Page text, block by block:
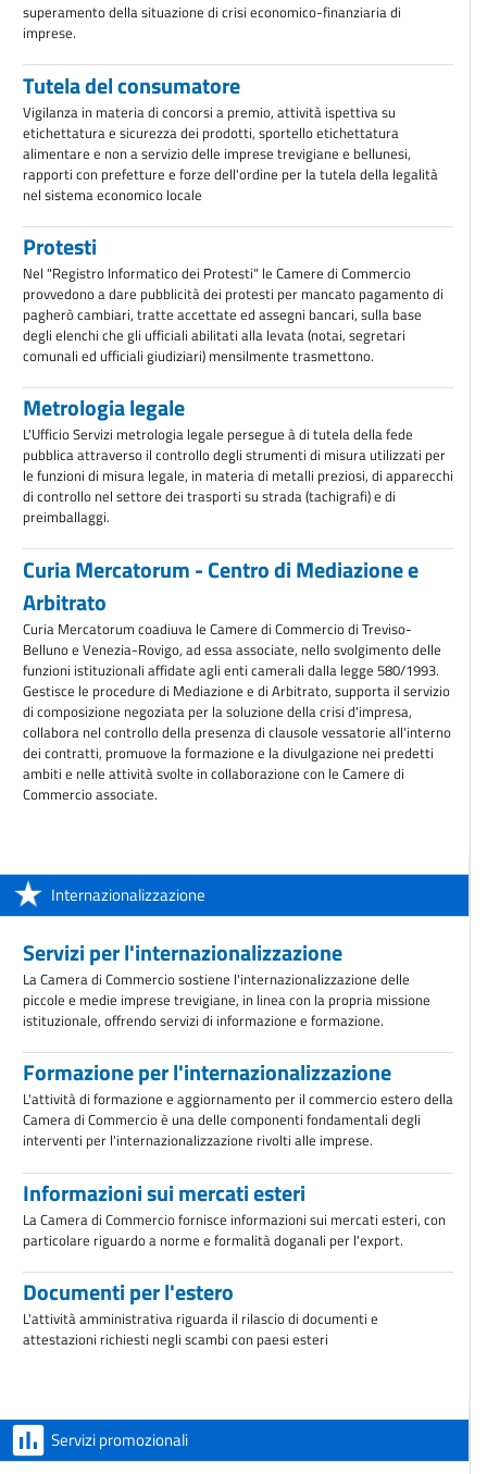
superamento della situazione di crisi economico-finanziaria di
imprese.
Tutela del consumatore
Vigilanza in materia di concorsi a premio, attività ispettiva su
etichettatura e sicurezza dei prodotti, sportello etichettatura
alimentare e non a servizio delle imprese trevigiane e bellunesi,
rapporti con prefetture e forze dell'ordine per la tutela della legalità
nel sistema economico locale
Protesti
Nel "Registro Informatico dei Protesti" le Camere di Commercio
provvedono a dare pubblicità dei protesti per mancato pagamento di
pagherò cambiari, tratte accettate ed assegni bancari, sulla base
degli elenchi che gli ufficiali abilitati alla levata (notai, segretari
comunali ed ufficiali giudiziari) mensilmente trasmettono.
Metrologia legale
L'Ufficio Servizi metrologia legale persegue à di tutela della fede
pubblica attraverso il controllo degli strumenti di misura utilizzati per
le funzioni di misura legale, in materia di metalli preziosi, di apparecchi
di controllo nel settore dei trasporti su strada (tachigrafi) e di
preimballaggi.
Curia Mercatorum - Centro di Mediazione e
Arbitrato
Curia Mercatorum coadiuva le Camere di Commercio di Treviso-
Belluno e Venezia-Rovigo, ad essa associate, nello svolgimento delle
funzioni istituzionali affidate agli enti camerali dalla legge 580/1993.
Gestisce le procedure di Mediazione e di Arbitrato, supporta il servizio
di composizione negoziata per la soluzione della crisi d'impresa,
collabora nel controllo della presenza di clausole vessatorie all'interno
dei contratti, promuove la formazione e la divulgazione nei predetti
ambiti e nelle attività svolte in collaborazione con le Camere di
Commercio associate.
Internazionalizzazione
Servizi per l'internazionalizzazione
La Camera di Commercio sostiene l'internazionalizzazione delle
piccole e medie imprese trevigiane, in linea con la propria missione
istituzionale, offrendo servizi di informazione e formazione.
Formazione per l'internazionalizzazione
L'attività di formazione e aggiornamento per il commercio estero della
Camera di Commercio è una delle componenti fondamentali degli
interventi per l'internazionalizzazione rivolti alle imprese.
Informazioni sui mercati esteri
La Camera di Commercio fornisce informazioni sui mercati esteri, con
particolare riguardo a norme e formalità doganali per l'export.
Documenti per l'estero
L'attività amministrativa riguarda il rilascio di documenti e
attestazioni richiesti negli scambi con paesi esteri
Servizi promozionali